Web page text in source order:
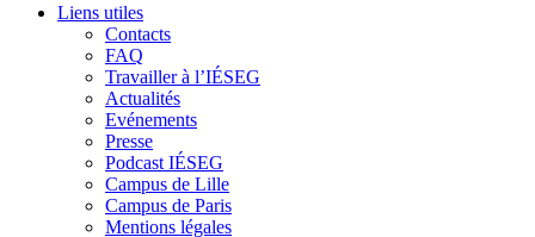
Liens utiles
Contacts
FAQ
Travailler à l’IÉSEG
Actualités
Evénements
Presse
Podcast IÉSEG
Campus de Lille
Campus de Paris
Mentions légales